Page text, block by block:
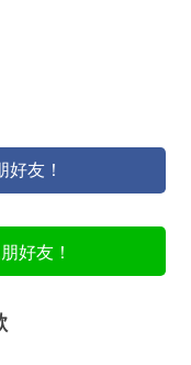
友！
好友！